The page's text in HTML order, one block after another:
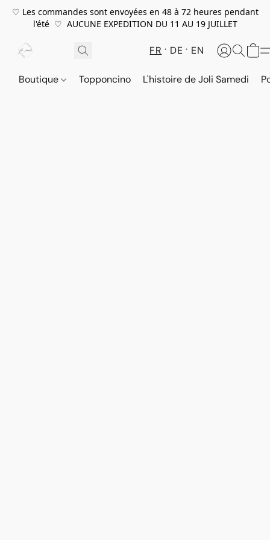
♡ Les commandes sont envoyées en 48 à 72 heures pendant
l'été ♡ AUCUNE EXPEDITION DU 11 AU 19 JUILLET
FR DE EN
Boutique Topponcino L'histoire de Joli Samedi